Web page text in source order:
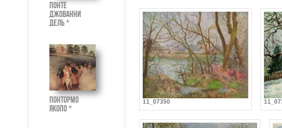
Понте
Джованни
дель *
Понтормо
Якопо *
11_07350